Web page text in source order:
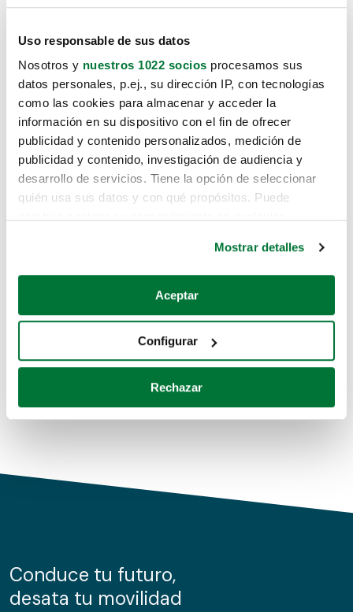
Uso responsable de sus datos
Nosotros y nuestros 1022 socios procesamos sus
datos personales, p.ej., su dirección IP, con tecnologías
como las cookies para almacenar y acceder la
información en su dispositivo con el fin de ofrecer
publicidad y contenido personalizados, medición de
publicidad y contenido, investigación de audiencia y
desarrollo de servicios. Tiene la opción de seleccionar
quién usa sus datos y con qué propósitos. Puede
Si lo permite, también quisiéramos:
Recopilar información sobre su ubicación geográfica
Identificar su dispositivo analizándolo activamente
para buscar características específicas (huellas
Obtenga más información sobre cómo se procesan sus
de cookies.
información sobre el uso que haga del sitio web con
nuestros partners de redes sociales, publicidad y análisis
Mostrar detalles
Aceptar
Configurar
Rechazar
Lo sentimos, no sabemos como
te hemos traido hasta aquí.
Pero puedes encontrar el coche que estás
buscando en alguno de estos enlaces:
Coches de segunda mano
Coches de km0
Conduce tu futuro,
desata tu movilidad